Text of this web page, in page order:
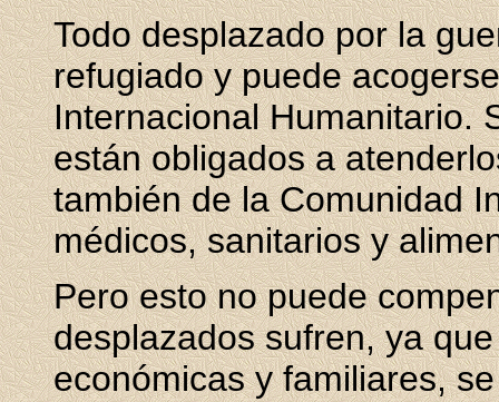
Todo desplazado por la
refugiado y puede
Internacional Humanitario.
están obligados a
también de la Comunidad
médicos, sanitarios y
Pero esto no puede
desplazados sufren, ya
económicas y familiares,